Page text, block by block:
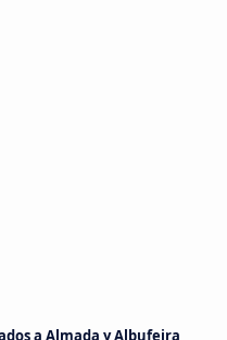
a Almada y Albufeira